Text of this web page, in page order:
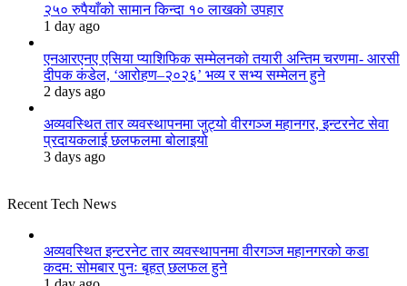
२५० रुपैयाँको सामान किन्दा १० लाखको उपहार
1 day ago
एनआरएनए एसिया प्याशिफिक सम्मेलनको तयारी अन्तिम चरणमा- आरसी
दीपक कंडेल, ‘आरोहण–२०२६’ भव्य र सभ्य सम्मेलन हुने
2 days ago
अव्यवस्थित तार व्यवस्थापनमा जुट्यो वीरगञ्ज महानगर, इन्टरनेट सेवा
प्रदायकलाई छलफलमा बोलाइयो
3 days ago
Recent Tech News
अव्यवस्थित इन्टरनेट तार व्यवस्थापनमा वीरगञ्ज महानगरको कडा
कदम: सोमबार पुनः बृहत् छलफल हुने